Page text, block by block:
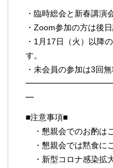
・臨時総会と新春講演
・Zoom参加の方は後
・1月17日（火）以降
す。
・未会員の参加は3回
━
■注意事項■
・懇親会でのお酌は
・懇親会では黙食に
・新型コロナ感染拡